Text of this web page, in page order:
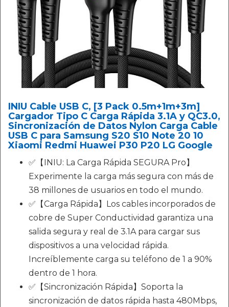
INIU Cable USB C, [3 Pack 0.5m+1m+3m]
Cargador Tipo C Carga Rápida 3.1A y QC3.0,
Sincronización de Datos Nylon Carga Cable
USB C para Samsung S20 S10 Note 20 10
Xiaomi Redmi Huawei P30 P20 LG Google
✅【INIU: La Carga Rápida SEGURA Pro】
Experimente la carga más segura con más de
38 millones de usuarios en todo el mundo.
✅【Carga Rápida】Los cables incorporados de
cobre de Super Conductividad garantiza una
salida segura y real de 3.1A para cargar sus
dispositivos a una velocidad rápida.
Increíblemente carga su teléfono de 1 a 90%
dentro de 1 hora.
✅【Sincronización Rápida】Soporta la
sincronización de datos rápida hasta 480Mbps,